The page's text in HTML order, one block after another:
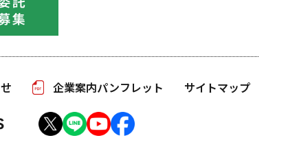
企業案内パンフレット サイトマップ